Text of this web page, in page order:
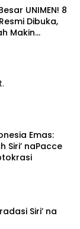
UNIMEN! 8
Dibuka,
Makin
Emas:
Siri’ naPacce
Siri’ na